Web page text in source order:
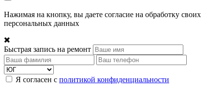
Нажимая на кнопку, вы даете согласие на обработку своих
персональных данных
Быстрая запись на ремонт
Я согласен с политикой конфиденциальности